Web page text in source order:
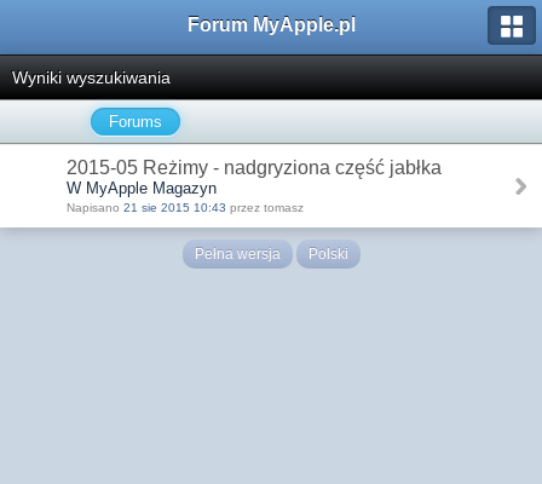
Forum MyApple.pl
Wyniki wyszukiwania
Forums
2015-05 Reżimy - nadgryziona część jabłka
W MyApple Magazyn
Napisano 21 sie 2015 10:43 przez tomasz
Pełna wersja Polski